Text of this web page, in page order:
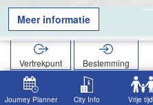
Journey Planner City Info
Vrije
Kreuzschule
Vertrekpunt
Bestemming
Start
Kreuzschule
Meer informatie